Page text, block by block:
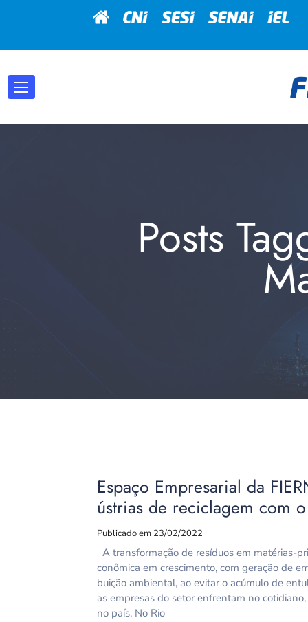
Posts
Espaço Empresarial da
ústrias de reciclagem com
Publicado em 23/02/2022
A transformação de resíduos em matérias-
conômica em crescimento, com geração de
buição ambiental, ao evitar o acúmulo de
as empresas do setor enfrentam no
no país. No Rio